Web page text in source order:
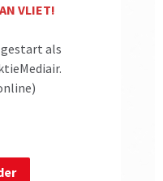
VLIET!
als